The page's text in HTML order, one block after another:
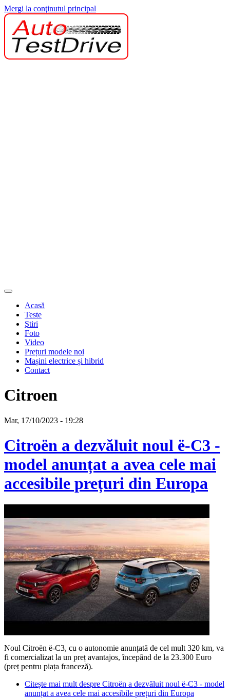
Mergi la conţinutul principal
Acasă
Teste
Ştiri
Foto
Video
Prețuri modele noi
Mașini electrice și hibrid
Contact
Citroen
Mar, 17/10/2023 - 19:28
Citroën a dezvăluit noul ë-C3 -
model anunțat a avea cele mai
accesibile prețuri din Europa
Noul Citroën ë-C3, cu o autonomie anunțată de cel mult 320 km, va
fi comercializat la un preț avantajos, începând de la 23.300 Euro
(preț pentru piața franceză).
Citește mai mult despre Citroën a dezvăluit noul ë-C3 - model
anunțat a avea cele mai accesibile prețuri din Europa